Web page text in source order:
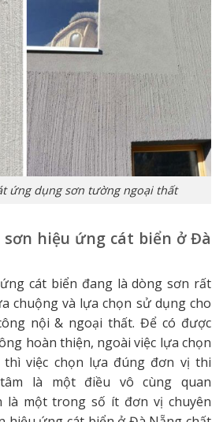
ứng dụng sơn tường ngoại thất
hiệu ứng cát biển ở Đà
cát biển đang là dòng sơn rất
chuộng và lựa chọn sử dụng cho
nội & ngoại thất. Để có được
hoàn thiện, ngoài việc lựa chọn
việc chọn lựa đúng đơn vị thi
là một điều vô cùng quan
là một trong số ít đơn vị chuyên